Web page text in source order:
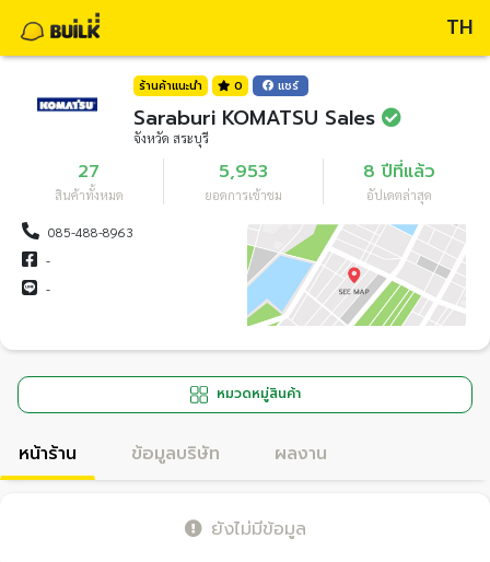
TH
ร้านค้าแนะนำ 0 แชร์
Saraburi KOMATSU Sales
จังหวัด สระบุรี
27
สินค้าทั้งหมด
5,953
ยอดการเข้าชม
8 ปีที่แล้ว
อัปเดตล่าสุด
085-488-8963
-
-
หมวดหมู่สินค้า
หน้าร้าน ข้อมูลบริษัท ผลงาน
ยังไม่มีข้อมูล